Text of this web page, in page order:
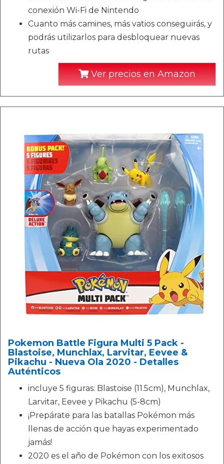
conexión Wi-Fi de Nintendo
Cuanto más camines, más vatios conseguirás, y
podrás utilizarlos para desbloquear nuevas
rutas
Ver precios en Amazon
Pokemon Battle Figura Multi 5 Pack -
Blastoise, Munchlax, Larvitar, Eevee &
Pikachu - Nueva Ola 2020 - Detalles
Auténticos
incluye 5 figuras: Blastoise (11.5cm), Munchlax,
Larvitar, Eevee y Pikachu (5-8cm)
¡Prepárate para las batallas Pokémon más
llenas de acción que hayas experimentado
jamás!
2020 es el año de Pokémon con los exitosos